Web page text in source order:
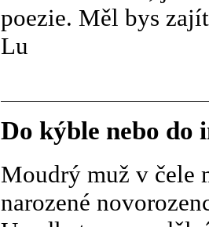
poezie. Měl bys
Lu
Do kýble nebo do
Moudrý muž v čele
narozené